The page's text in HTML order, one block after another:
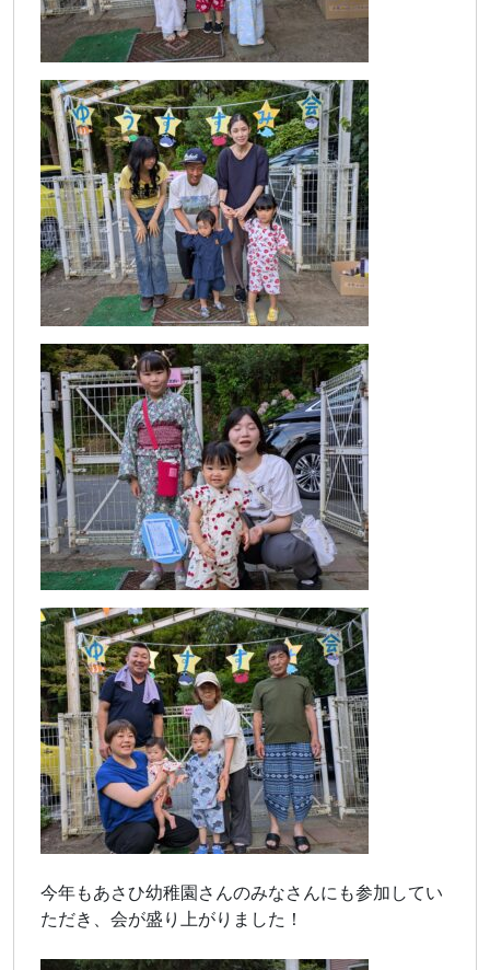
今年もあさひ幼稚園さんのみなさんにも参加してい
ただき、会が盛り上がりました！